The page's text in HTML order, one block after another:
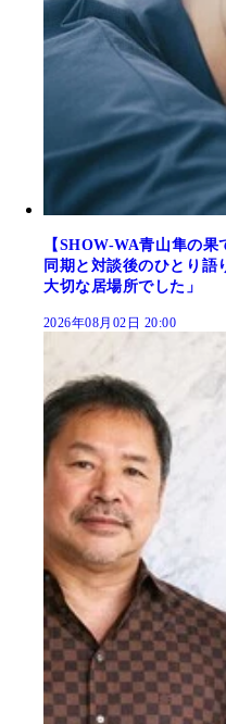
【SHOW-WA青山隼の
同期と対談後のひとり語
大切な居場所でした」
2026年08月02日 20:00